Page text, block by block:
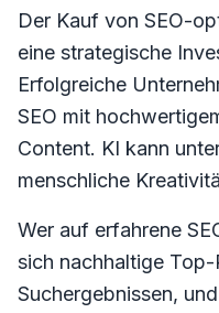
Der Kauf von SEO-
eine strategische
Erfolgreiche
SEO mit
Content. KI kann
menschliche
Wer auf erfahrene
sich nachhaltige
Suchergebnissen,